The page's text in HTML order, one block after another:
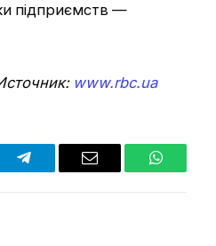
підприємств —
www.rbc.ua
Telegram Email WhatsApp